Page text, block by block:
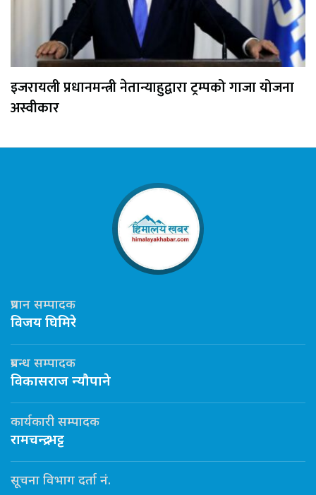
इजरायली प्रधानमन्त्री नेतान्याहुद्वारा ट्रम्पको गाजा योजना
अस्वीकार
प्रधान सम्पादक
विजय घिमिरे
प्रबन्ध सम्पादक
विकासराज न्यौपाने
कार्यकारी सम्पादक
रामचन्द्र भट्ट
सूचना विभाग दर्ता नं.